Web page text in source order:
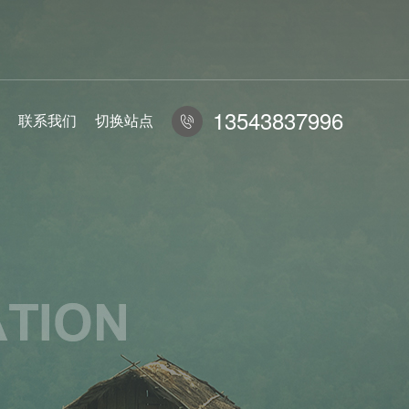
联系我们 切换站点  13543837996